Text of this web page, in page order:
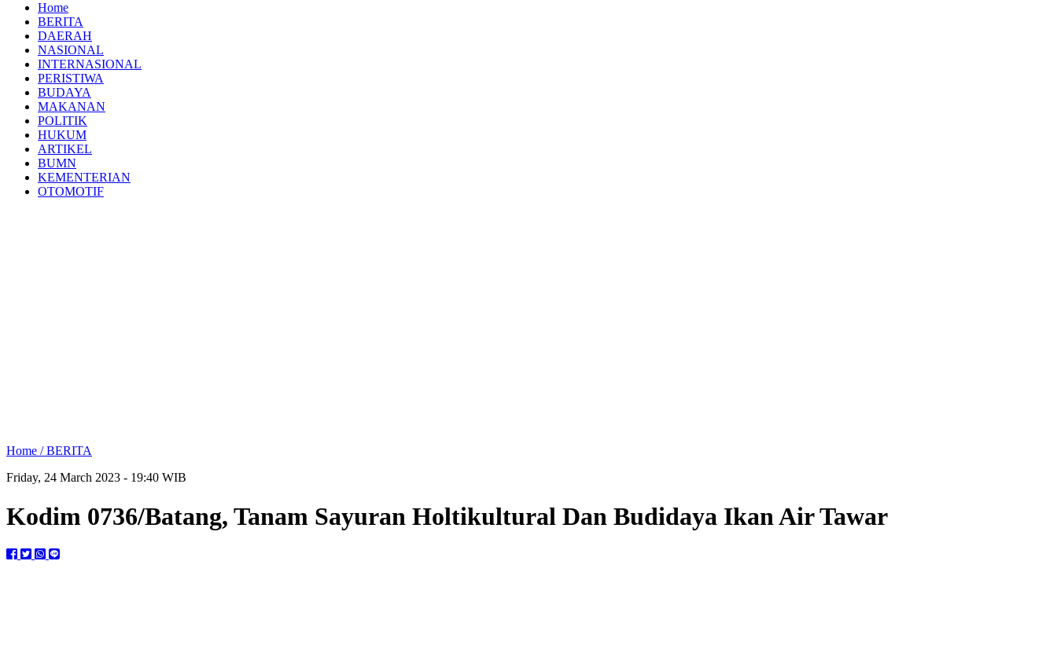
Home
BERITA
DAERAH
NASIONAL
INTERNASIONAL
PERISTIWA
BUDAYA
MAKANAN
POLITIK
HUKUM
ARTIKEL
BUMN
KEMENTERIAN
OTOMOTIF
Home /BERITA
Friday, 24 March 2023 - 19:40 WIB
Kodim 0736/Batang, Tanam Sayuran Holtikultural Dan Budidaya Ikan Air Tawar